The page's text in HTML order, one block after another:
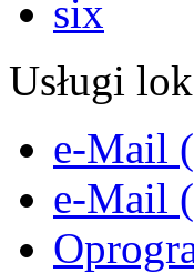
Usługi
e-Mail
e-Mail